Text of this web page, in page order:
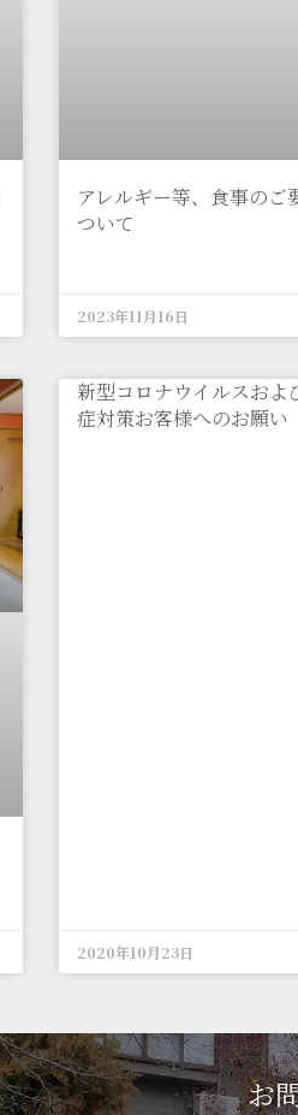
アレルギー等、食事のご
ついて
2023年11月16日
新型コロナウイルスおよ
症対策お客様へのお願い
2020年10月23日
お